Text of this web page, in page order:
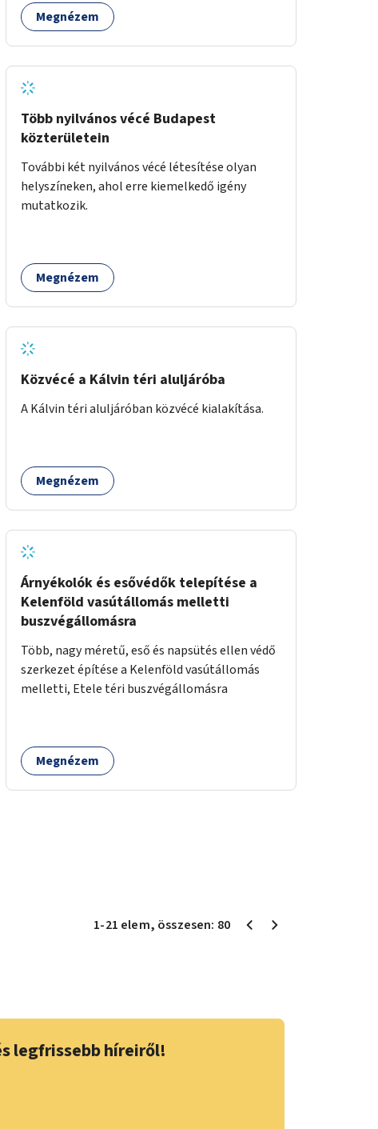
peremkerületén, civil/szakmai szervezeti
bevonja az ott lévő személyeket, és egyben a
környezettudatos és fenntartható élettel
kapcsolatos szemléletformálást is céljának
tekinti.
Megnézem
Több nyilvános vécé Budapest
közterületein
További két nyilvános vécé létesítése olyan
helyszíneken, ahol erre kiemelkedő igény
mutatkozik.
Megnézem
Közvécé a Kálvin téri aluljáróba
A Kálvin téri aluljáróban közvécé kialakítása.
Megnézem
Árnyékolók és esővédők telepítése a
Kelenföld vasútállomás melletti
buszvégállomásra
Több, nagy méretű, eső és napsütés ellen védő
szerkezet építése a Kelenföld vasútállomás
melletti, Etele téri buszvégállomásra
Megnézem
1-21 elem, összesen: 80
legfrissebb híreiről!